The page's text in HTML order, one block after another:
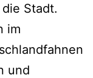
Stadt.
im
und